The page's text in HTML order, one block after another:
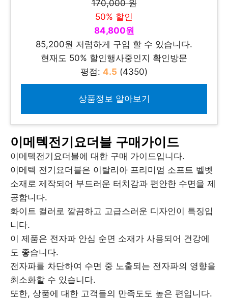
170,000 원
50% 할인
84,800원
85,200원 저렴하게 구입 할 수 있습니다.
현재도 50% 할인행사중인지 확인방문
평점: 4.5 (4350)
상품정보 알아보기
이메텍전기요더블 구매가이드
이메텍전기요더블에 대한 구매 가이드입니다.
이메텍 전기요더블은 이탈리아 프리미엄 소프트 벨벳
소재로 제작되어 부드러운 터치감과 편안한 수면을 제
공합니다.
화이트 컬러로 깔끔하고 고급스러운 디자인이 특징입
니다.
이 제품은 전자파 안심 순면 소재가 사용되어 건강에
도 좋습니다.
전자파를 차단하여 수면 중 노출되는 전자파의 영향을
최소화할 수 있습니다.
또한, 상품에 대한 고객들의 만족도도 높은 편입니다.